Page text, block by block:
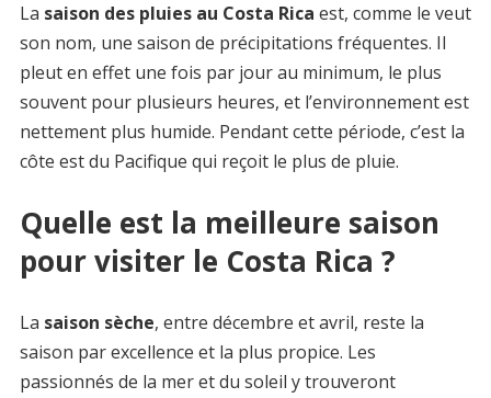
La saison des pluies au Costa Rica est, comme le veut
son nom, une saison de précipitations fréquentes. Il
pleut en effet une fois par jour au minimum, le plus
souvent pour plusieurs heures, et l’environnement est
nettement plus humide. Pendant cette période, c’est la
côte est du Pacifique qui reçoit le plus de pluie.
Quelle est la meilleure saison
pour visiter le Costa Rica ?
La saison sèche, entre décembre et avril, reste la
saison par excellence et la plus propice. Les
passionnés de la mer et du soleil y trouveront